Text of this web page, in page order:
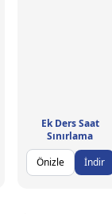
Ek Ders Saat
Sınırlama
Önizle
İndir